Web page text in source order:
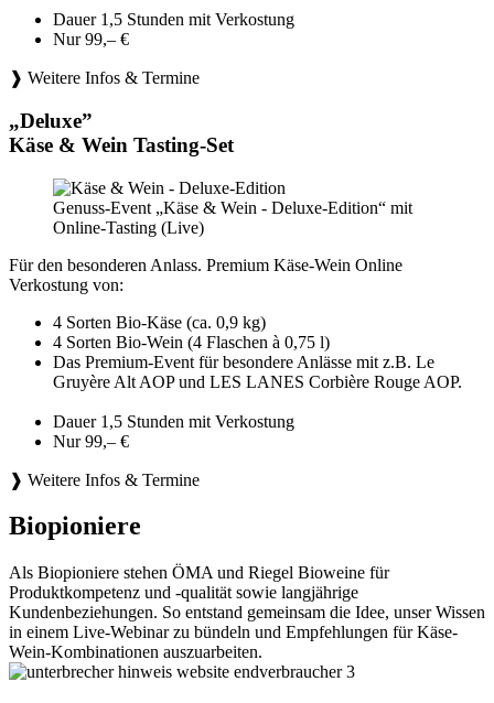
Dauer 1,5 Stunden mit Verkostung
Nur 99,– €
❱ Weitere Infos & Termine
„Deluxe”
Käse & Wein Tasting-Set
Genuss-Event „Käse & Wein - Deluxe-Edition“ mit
Online-Tasting (Live)
Für den besonderen Anlass. Premium Käse-Wein Online
Verkostung von:
4 Sorten Bio-Käse (ca. 0,9 kg)
4 Sorten Bio-Wein (4 Flaschen à 0,75 l)
Das Premium-Event für besondere Anlässe mit z.B. Le
Gruyère Alt AOP und LES LANES Corbière Rouge AOP.
Dauer 1,5 Stunden mit Verkostung
Nur 99,– €
❱ Weitere Infos & Termine
Biopioniere
Als Biopioniere stehen ÖMA und Riegel Bioweine für
Produktkompetenz und -qualität sowie langjährige
Kundenbeziehungen. So entstand gemeinsam die Idee, unser Wissen
in einem Live-Webinar zu bündeln und Empfehlungen für Käse-
Wein-Kombinationen auszuarbeiten.